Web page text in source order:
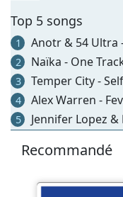
Top 5 songs
1 Anotr & 54 Ultra
2 Naïka - One
3 Temper City -
4 Alex Warren -
5 Jennifer Lopez
Recommandé